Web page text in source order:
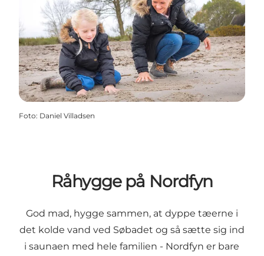
Foto: Daniel Villadsen
Råhygge på Nordfyn
God mad, hygge sammen, at dyppe tæerne i
det kolde vand ved Søbadet og så sætte sig ind
i saunaen med hele familien - Nordfyn er bare